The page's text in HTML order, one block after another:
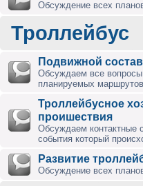
Обсуждение всех
Троллейбус
Подвижной
Обсуждаем все
планируемых
Троллейбусное
проишествия
Обсуждаем контактные
события который
Развитие
Обсуждение всех